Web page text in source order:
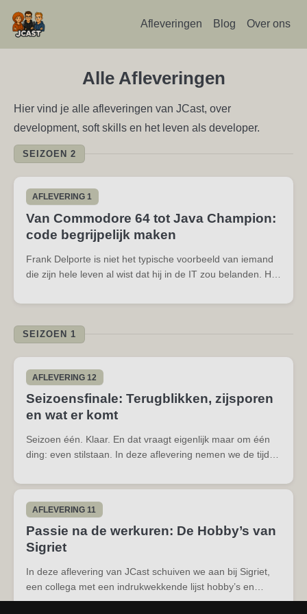
Afleveringen Blog Over ons
Alle Afleveringen
Hier vind je alle afleveringen van JCast, over
development, soft skills en het leven als developer.
SEIZOEN 2
AFLEVERING 1
Van Commodore 64 tot Java Champion:
code begrijpelijk maken
Frank Delporte is niet het typische voorbeeld van iemand
die zijn hele leven al wist dat hij in de IT zou belanden. Hij
met analoge tv-technologie en werkte als zelfstandig
SEIZOEN 1
AFLEVERING 12
Seizoensfinale: Terugblikken, zijsporen
en wat er komt
Seizoen één. Klaar. En dat vraagt eigenlijk maar om één
ding: even stilstaan. In deze aflevering nemen we de tijd
Wat begon als een idee tussen collega’s groeide stilletjes
uit tot een reeks...
AFLEVERING 11
Passie na de werkuren: De Hobby’s van
Sigriet
In deze aflevering van JCast schuiven we aan bij Sigriet,
een collega met een indrukwekkende lijst hobby’s en
vooral een aanstekelijk enthousiasme wanneer ze erover